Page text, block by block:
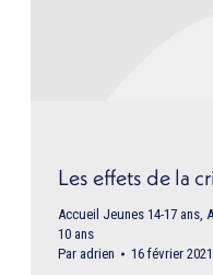
Les effets de la
Accueil Jeunes 14-17 ans,
10 ans
Par adrien 16 février 2021